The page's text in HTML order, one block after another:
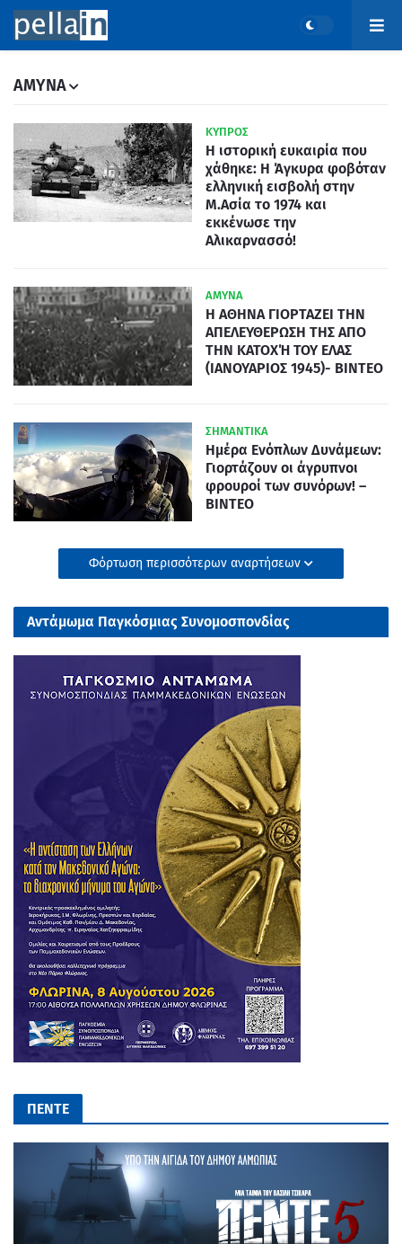
AMYNA
ΚΥΠΡΟΣ
Η ιστορική ευκαιρία που
χάθηκε: Η Άγκυρα φοβόταν
ελληνική εισβολή στην
Μ.Ασία το 1974 και
εκκένωσε την
Αλικαρνασσό!
ΑΜΥΝΑ
Η ΑΘΗΝΑ ΓΙΟΡΤΑΖΕΙ ΤΗΝ
ΑΠΕΛΕΥΘΕΡΩΣΗ ΤΗΣ ΑΠΟ
ΤΗΝ ΚΑΤΟΧΉ ΤΟΥ ΕΛΑΣ
(ΙΑΝΟΥΑΡΙΟΣ 1945)- ΒΙΝΤΕΟ
ΣΗΜΑΝΤΙΚΑ
Ημέρα Ενόπλων Δυνάμεων:
Γιορτάζουν οι άγρυπνοι
φρουροί των συνόρων! –
ΒΙΝΤΕΟ
Φόρτωση περισσότερων αναρτήσεων
Αντάμωμα Παγκόσμιας Συνομοσπονδίας
Παμμακεδονικών Ενώσεων
ΠΕΝΤΕ